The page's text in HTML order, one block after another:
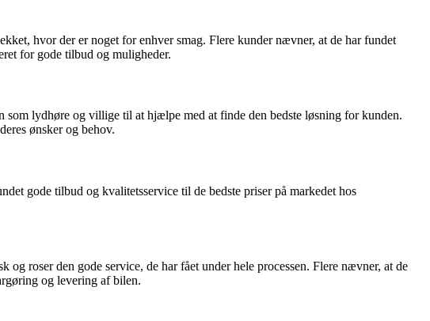
hvor der er noget for enhver smag. Flere kunder nævner, at de har fundet
for gode tilbud og muligheder.
lydhøre og villige til at hjælpe med at finde den bedste løsning for kunden.
ønsker og behov.
gode tilbud og kvalitetsservice til de bedste priser på markedet hos
roser den gode service, de har fået under hele processen. Flere nævner, at de
og levering af bilen.